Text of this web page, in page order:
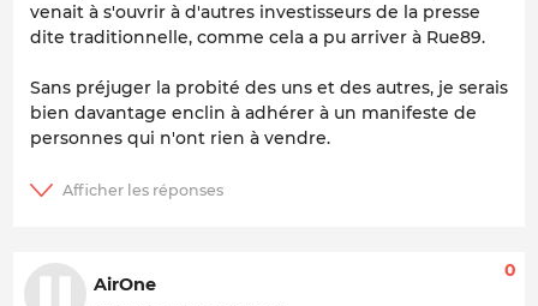
venait à s'ouvrir à d'autres investisseurs de la presse
dite traditionnelle, comme cela a pu arriver à Rue89.
Sans préjuger la probité des uns et des autres, je serais
bien davantage enclin à adhérer à un manifeste de
personnes qui n'ont rien à vendre.
AirOne
0